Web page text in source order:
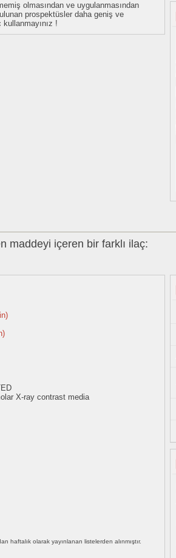
olmasından ve uygulanmasından
prospektüsler daha geniş ve
!
maddeyi içeren bir farklı ilaç:
X-ray contrast media
haftalık olarak yayınlanan listelerden alınmıştır.